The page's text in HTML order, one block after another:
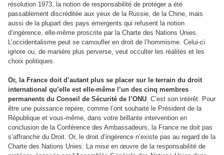
résolution 1973, la notion de responsabilité de protéger a été
passablement discréditée aux yeux de la Russie, de la Chine, mais
aussi de la plupart des pays émergents qui refusent la notion
d’ingérence, elle-même proscrite par la Charte des Nations Unies.
L’occidentalisme peut se camoufler en droit de l’hommisme. Celui-ci
ignore ou, de manière plus perverse, veut occulter les réalités et les
choix politiques.
Or, la France doit d’autant plus se placer sur le terrain du droit
international qu’elle est elle-même l’un des cinq membres
permanents du Conseil de Sécurité de l’ONU. C’est son intérêt. Pour
être une puissance repère, comme l’ont souhaité le Président de la
République et vous-même, dans votre brillante intervention en
conclusion de la Conférence des Ambassadeurs, la France ne doit pas
s’affranchir du Droit. Or, le droit d’ingérence n’existe pas au regard de la
Charte des Nations Unies. La mise en œuvre de la responsabilité de